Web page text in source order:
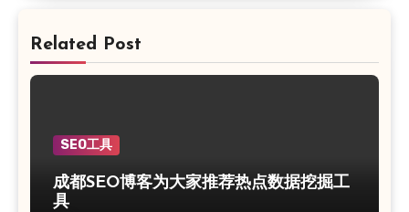
Related Post
SEO工具
成都SEO博客为大家推荐热点数据挖掘工
具